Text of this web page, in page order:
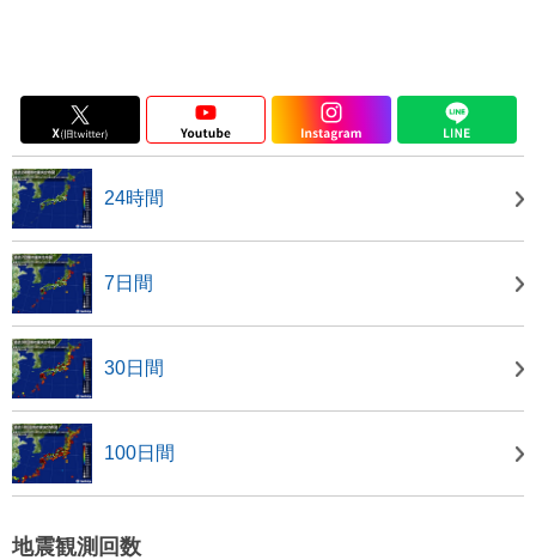
24時間
7日間
30日間
100日間
地震観測回数